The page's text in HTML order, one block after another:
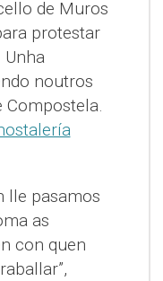
de Muros
protestar
noutros
Compostela.
lle pasamos
as
con quen